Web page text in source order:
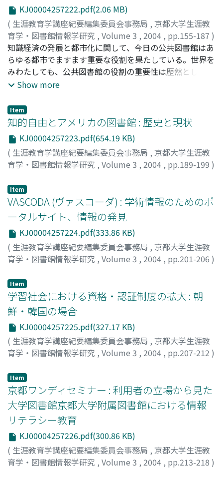
KJ00004257222.pdf(2.06 MB)
( 生涯教育学講座紀要編集委員会事務局 , 京都大学生涯教
育学・図書館情報学研究 , Volume 3 , 2004 , pp.155-187 )
林, 鶴;顧, 震宇;川崎, 良孝;LIN, He ;GU, Zhen Yu;
KAWASAKI, Yoshitaka;80149517
知識経済の発展と都市化に関して、今日の公共図書館はあ
らゆる都市でますます重要な役割を果たしている。世界を
みわたしても、公共図書館の役割の重要性は歴然としてい
る。新しい時代の都市の発展と社会の進展のために、どの
市民が注目する重要な施策の1つである。本稿の著者はか
なり詳細に、公共図書館が生涯教育に果たす固有の見解を
土台に、上海図書館の全体的な社会教育サービスと結びつ
けて、公共図書館が提供する生涯教育の特徴、様式、機
能、発展を分析した。さらに上海市の発展にたいする上海
図書館の生涯教育サービスの位置と影響も検討する。
Show more
Item
知的自由とアメリカの図書館 : 歴史と現状
KJ00004257223.pdf(654.19 KB)
( 生涯教育学講座紀要編集委員会事務局 , 京都大学生涯教
育学・図書館情報学研究 , Volume 3 , 2004 , pp.189-199 )
KAWASAKI, Yoshitaka
Item
VASCODA (ヴァスコーダ) : 学術情報のためのポ
ータルサイト、情報の発見
KJ00004257224.pdf(333.86 KB)
( 生涯教育学講座紀要編集委員会事務局 , 京都大学生涯教
育学・図書館情報学研究 , Volume 3 , 2004 , pp.201-206 )
ROSEMANN, Uwe
Item
学習社会における資格・認証制度の拡大 : 朝
鮮・韓国の場合
KJ00004257225.pdf(327.17 KB)
( 生涯教育学講座紀要編集委員会事務局 , 京都大学生涯教
育学・図書館情報学研究 , Volume 3 , 2004 , pp.207-212 )
Item
京都ワンディセミナー : 利用者の立場から見た
大学図書館京都大学附属図書館における情報
リテラシー教育
KJ00004257226.pdf(300.86 KB)
( 生涯教育学講座紀要編集委員会事務局 , 京都大学生涯教
育学・図書館情報学研究 , Volume 3 , 2004 , pp.213-218 )